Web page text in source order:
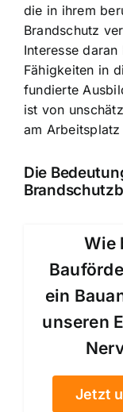
die in ihrem
Brandschutz
Interesse
Fähigkeiten in
fundierte
ist von
am
Die
Wie
ein
unseren
Jetzt